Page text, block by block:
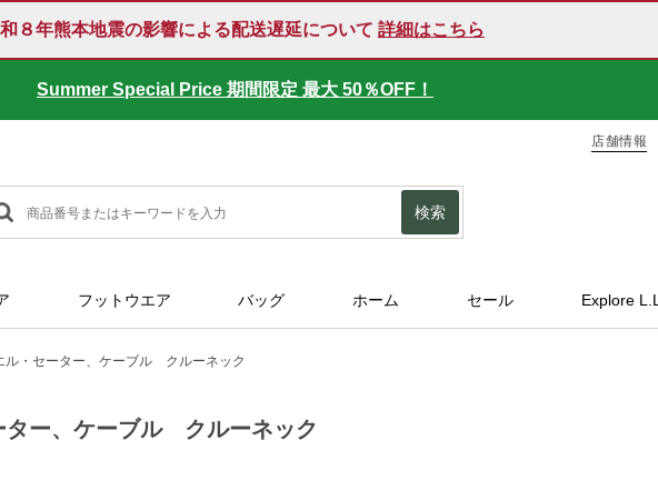
８年熊本地震の影響による配送遅延について 詳細はこちら
Summer Special Price 期間限定 最大 50％OFF！
店舗情報
検索
フットウエア バッグ ホーム セール Explore
ル・セーター、ケーブル クルーネック
ター、ケーブル クルーネック